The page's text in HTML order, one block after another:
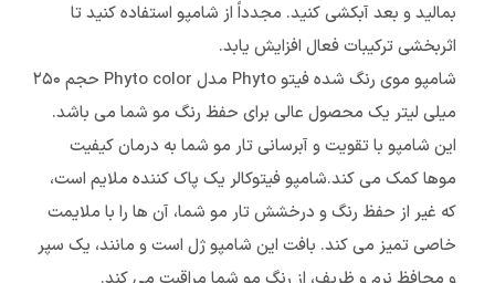
بمالید و بعد آبکشی کنید. مجدداً از شامپو استفاده کنید تا
اثربخشی ترکیبات فعال افزایش یابد.
شامپو موی رنگ شده فیتو Phyto مدل Phyto color حجم ۲۵۰
میلی لیتر یک محصول عالی برای حفظ رنگ مو شما می باشد.
این شامپو با تقویت و آبرسانی تار مو شما به درمان کیفیت
موها کمک می کند.شامپو فیتوکالر یک پاک کننده ملایم است،
که غیر از حفظ رنگ و درخشش تار مو شما، آن ها را با ملایمت
خاصی تمیز می کند. بافت این شامپو ژل است و مانند، یک سپر